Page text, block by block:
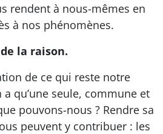
rendent à nous-mêmes en
à nos phénomènes.
la raison.
de ce qui reste notre
a qu’une seule, commune et
pouvons-nous ? Rendre sa
peuvent y contribuer : les